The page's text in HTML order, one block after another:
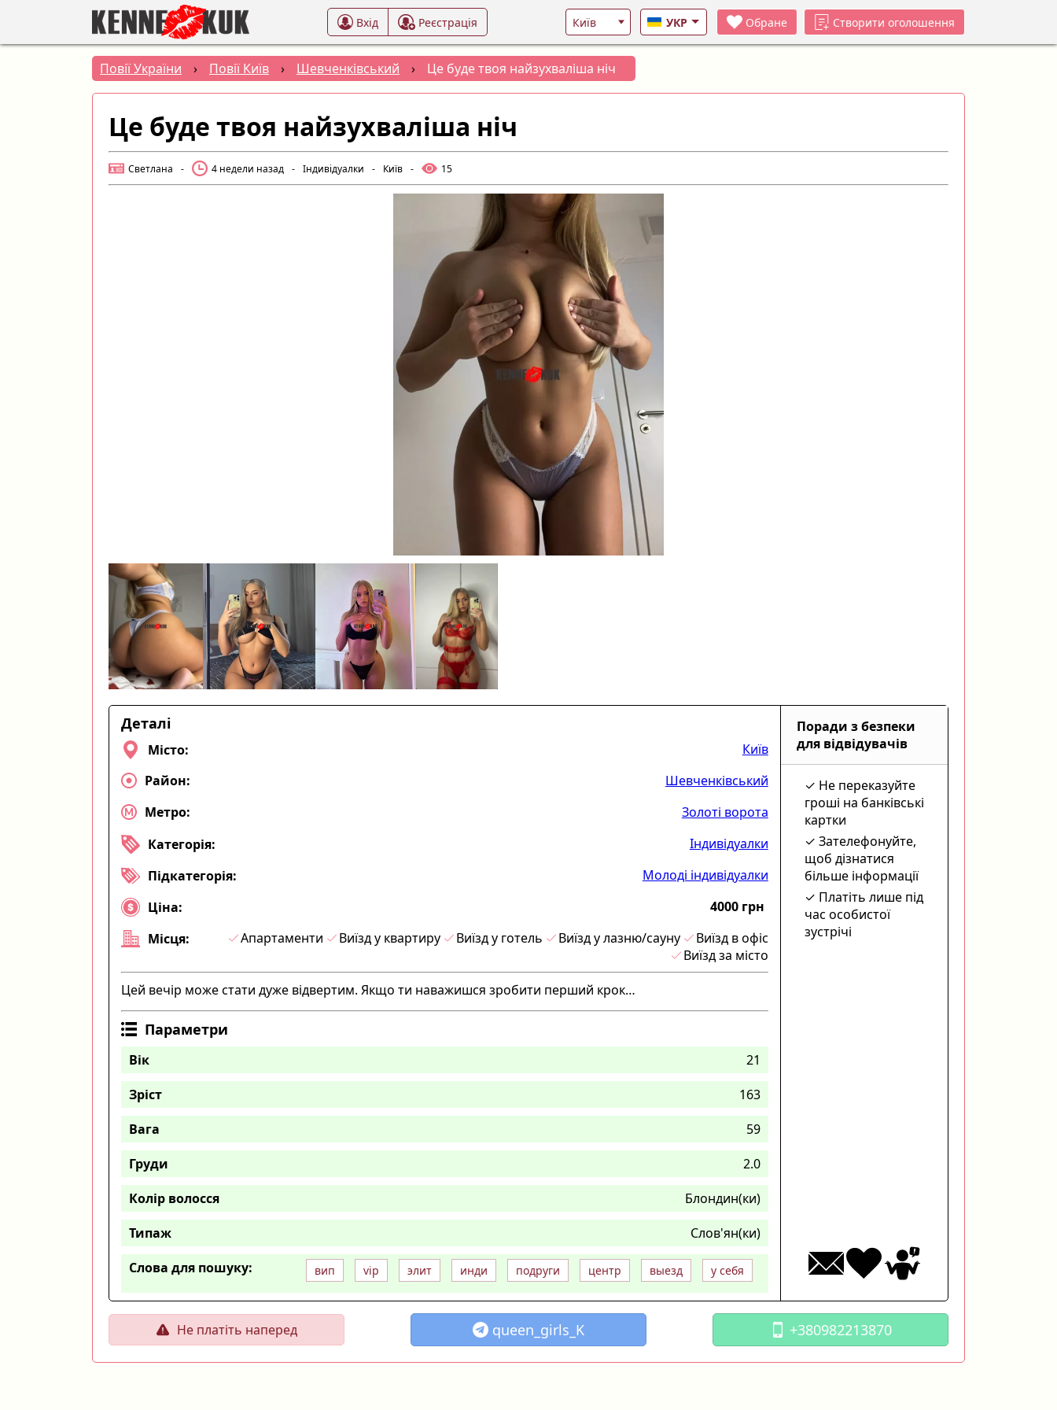
Вхід Реєстрація УКР Обране Створити оголошення
Повії України › Повії Київ › Шевченківський › Це буде твоя найзухваліша ніч
Це буде твоя найзухваліша ніч
Светлана - 4 недели назад - Індивідуалки - Київ - 15
Деталі
Місто:
Київ
Район:
Шевченківський
Метро:
Золоті ворота
Категорія:
Індивідуалки
Підкатегорія:
Молоді індивідуалки
Ціна:
4000 грн
Місця:
Апартаменти Виїзд у квартиру Виїзд у готель Виїзд у лазню/сауну
Виїзд в офіс
Виїзд за місто
Цей вечір може стати дуже відвертим. Якщо ти наважишся зробити перший крок…
Параметри
Вік
21
Зріст
163
Вага
59
Груди
2.0
Колір волосся
Блондин(ки)
Типаж
Слов'ян(ки)
Слова для пошуку:
вип vip элит инди подруги центр выезд у себя
Поради з безпеки
для відвідувачів
Не переказуйте
гроші на банківські
картки
Зателефонуйте,
щоб дізнатися
більше інформації
Платіть лише під
час особистої
зустрічі
Не платіть наперед queen_girls_K +380982213870